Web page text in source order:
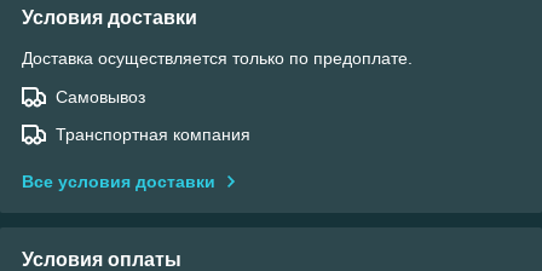
Условия доставки
Доставка осуществляется только по предоплате.
Самовывоз
Транспортная компания
Все условия доставки
Условия оплаты